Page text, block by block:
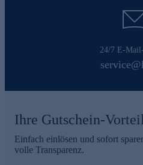
24/7 E-
Ihre Gutschein-
Einfach einlösen und sofort
volle Transparenz.